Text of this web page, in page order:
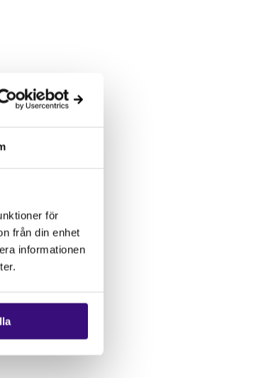
för
från din enhet
informationen